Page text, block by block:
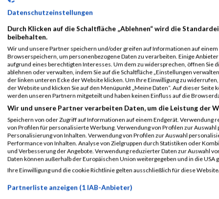
5706
5699
Marvin Schieber
5688
Jens Kohlhepp
5893
Stephan Muser
5970
Martin Vogel
5697
Ben Rogge
5826
Florian Kellenberger
5759
Marc Dollt
5916
Thomas Ripplinger
5940
Daniel Schneider
5760
Daniel Dötsch
5817
Patrick
Datenschutzeinstellungen
Durch Klicken auf die Schaltfläche „Ablehnen“ wird die
beibehalten.
Wir und unsere Partner speichern und/oder greifen auf Informationen auf einem
Browserspeichern, um personenbezogene Daten zu verarbeiten. Einige
aufgrund eines berechtigten Interesses. Um dem zu widersprechen, öffnen Sie
ablehnen oder verwalten, indem Sie auf die Schaltfläche „Einstellungen
der linken unteren Ecke der Website klicken. Um Ihre Einwilligung zu
der Website und klicken Sie auf den Menüpunkt „Meine Daten“. Auf dieser
werden unseren Partnern mitgeteilt und haben keinen Einfluss auf die
Wir und unsere Partner verarbeiten Daten, um die Leistung der
Speichern von oder Zugriff auf Informationen auf einem Endgerät. Verwendung
von Profilen für personalisierte Werbung. Verwendung von Profilen zur
Personalisierung von Inhalten. Verwendung von Profilen zur Auswahl
Performance von Inhalten. Analyse von Zielgruppen durch Statistiken oder
und Verbesserung der Angebote. Verwendung reduzierter Daten zur Auswahl
Daten können außerhalb der Europäischen Union weitergegeben und in die USA
Ihre Einwilligung und die cookie Richtlinie gelten ausschließlich für diese
Partnerliste anzeigen (1 IAB-Anbieter)